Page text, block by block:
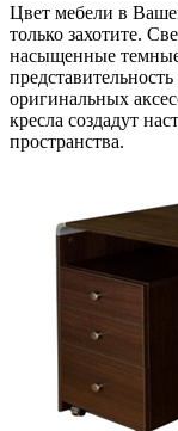
Цвет мебели в
только захотите.
насыщенные
оригинальных
кресла создадут
пространства.